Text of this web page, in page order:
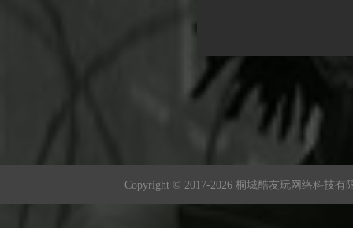
Copyright © 2017-2026 桐城酷友玩网络科技有